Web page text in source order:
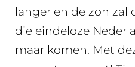
langer en de zon zal
die eindeloze
maar komen. Met